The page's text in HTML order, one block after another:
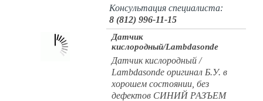
Консультация специалиста:
8 (812) 996-11-15
Датчик
кислородный/Lambdasonde
Датчик кислородный /
Lambdasonde оригинал Б.У. в
хорошем состоянии, без
дефектов СИНИЙ РАЗЪЕМ